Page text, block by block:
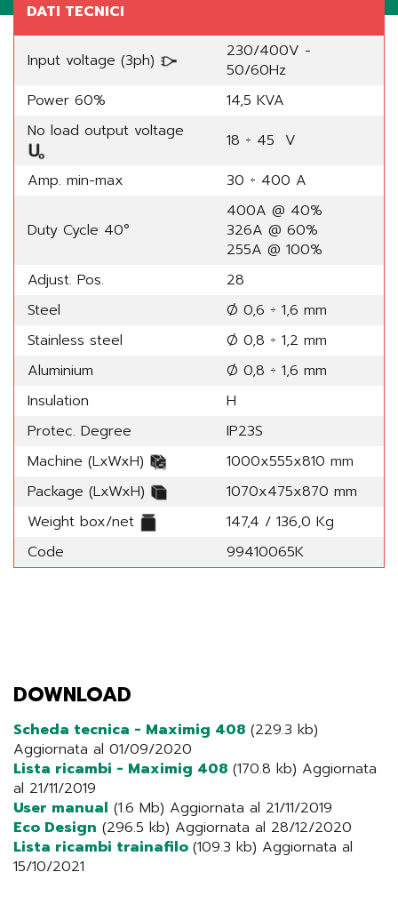
DATI TECNICI
Input voltage (3ph)
230/400V -
50/60Hz
Power 60%
14,5 KVA
No load output voltage
18 ÷ 45 V
Amp. min-max
30 ÷ 400 A
Duty Cycle 40°
400A @ 40%
326A @ 60%
255A @ 100%
Adjust. Pos.
28
Steel
Ø 0,6 ÷ 1,6 mm
Stainless steel
Ø 0,8 ÷ 1,2 mm
Aluminium
Ø 0,8 ÷ 1,6 mm
Insulation
H
Protec. Degree
IP23S
Machine (LxWxH)
1000x555x810 mm
Package (LxWxH)
1070x475x870 mm
Weight box/net
147,4 / 136,0 Kg
Code
99410065K
DOWNLOAD
Scheda tecnica - Maximig 408 (229.3 kb)
Aggiornata al 01/09/2020
Lista ricambi - Maximig 408 (170.8 kb) Aggiornata
al 21/11/2019
User manual (1.6 Mb) Aggiornata al 21/11/2019
Eco Design (296.5 kb) Aggiornata al 28/12/2020
Lista ricambi trainafilo (109.3 kb) Aggiornata al
15/10/2021